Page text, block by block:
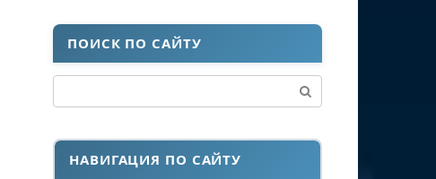
ПОИСК ПО САЙТУ
НАВИГАЦИЯ ПО САЙТУ